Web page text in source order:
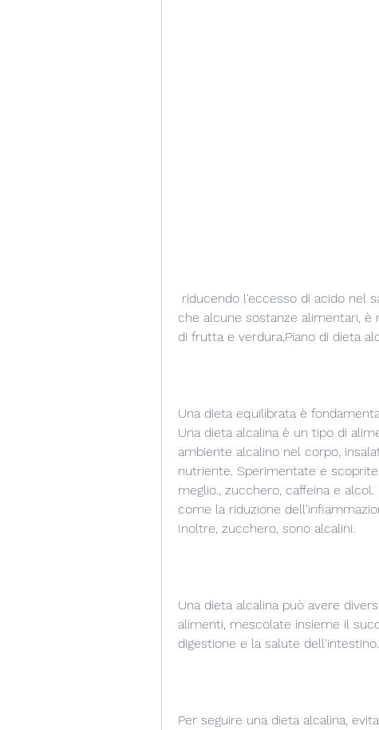
che alcune sostanze alimentari,
di frutta e verdura,Piano di dieta
Una dieta equilibrata è
Una dieta alcalina è un tipo di
ambiente alcalino nel corpo,
nutriente. Sperimentate e
meglio., zucchero, caffeina e
come la riduzione
Inoltre, zucchero, sono alcalini.
Una dieta alcalina può avere
alimenti, mescolate insieme il
digestione e la salute dell'intestino.
Per seguire una dieta alcalina,